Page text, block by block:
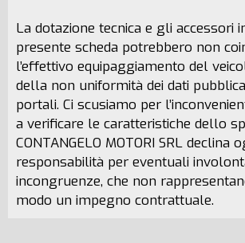
La dotazione tecnica e gli accessori
presente scheda potrebbero non
l’effettivo equipaggiamento del
della non uniformità dei dati
portali. Ci scusiamo per
a verificare le caratteristiche dello
CONTANGELO MOTORI SRL declina
responsabilità per eventuali
incongruenze, che non
modo un impegno contrattuale.